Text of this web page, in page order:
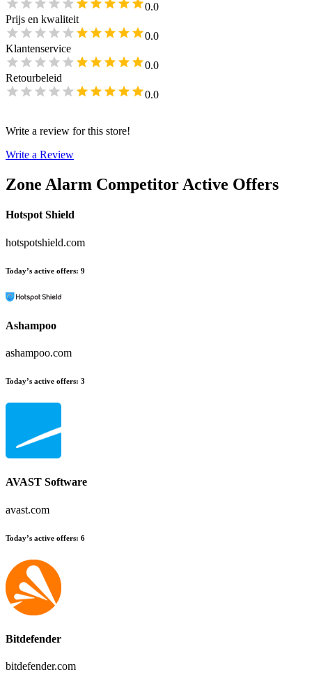
0.0
Prijs en kwaliteit
0.0
Klantenservice
0.0
Retourbeleid
0.0
Write a review for this store!
Write a Review
Zone Alarm Competitor Active Offers
Hotspot Shield
hotspotshield.com
Today’s active offers: 9
Ashampoo
ashampoo.com
Today’s active offers: 3
AVAST Software
avast.com
Today’s active offers: 6
Bitdefender
bitdefender.com